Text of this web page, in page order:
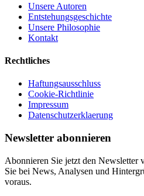
Unsere Autoren
Entstehungsgeschichte
Unsere Philosophie
Kontakt
Rechtliches
Haftungsausschluss
Cookie-Richtlinie
Impressum
Datenschutzerklaerung
Newsletter abonnieren
Abonnieren Sie jetzt den Newsletter
Sie bei News, Analysen und
voraus.